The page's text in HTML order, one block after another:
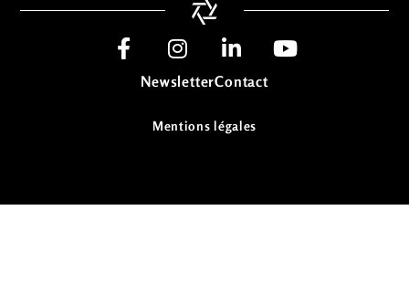
NewsletterContact
Mentions légales